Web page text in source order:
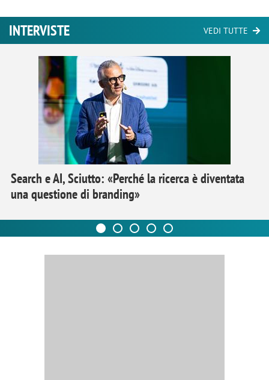
INTERVISTE VEDI TUTTE
Search e AI, Sciutto: «Perché la ricerca è diventata
una questione di branding»